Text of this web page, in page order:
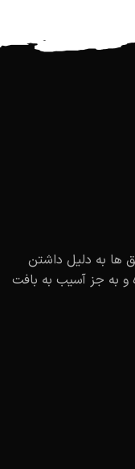
ها به دلیل داشتن
و به جز آسیب به بافت